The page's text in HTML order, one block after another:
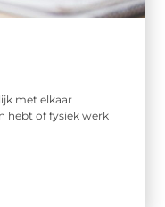
met elkaar
hebt of fysiek werk